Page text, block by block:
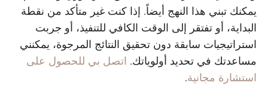
يمكنك تبني هذا النهج أيضاً. إذا كنت غير متأكد من نقطة
البداية، أو تفتقر إلى الوقت الكافي للتنفيذ، أو جربت
استراتيجيات سابقة دون تحقيق النتائج المرجوة، يمكنني
مساعدتك في تحديد أولوياتك. اتصل بي للحصول على
استشارة مجانية.